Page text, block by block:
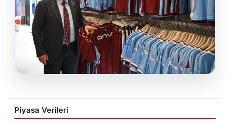
Ahmet Metin Genç’in forma
kampanyasıyla ilgili belediyeden
Piyasa Verileri